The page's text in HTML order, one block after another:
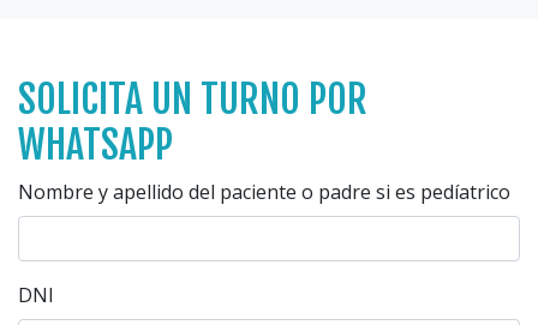
SOLICITA UN TURNO POR
WHATSAPP
Nombre y apellido del paciente o padre si es pedíatrico
DNI